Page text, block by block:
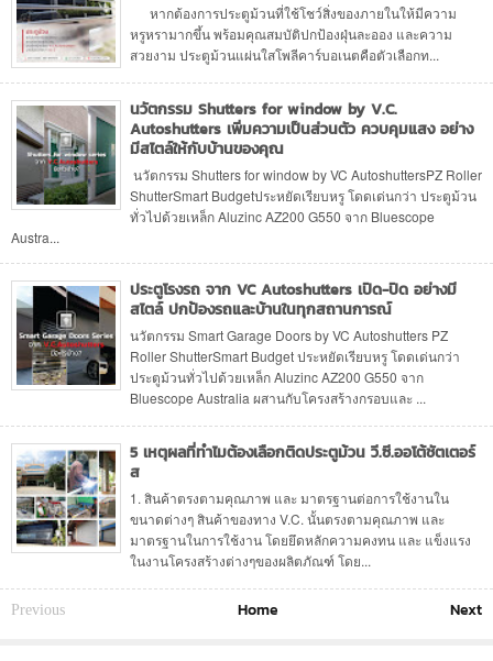
หากต้องการประตูม้วนที่ใช้โชว์สิ่งของภายในให้มีความ
หรูหรามากขึ้น พร้อมคุณสมบัติปกป้องฝุ่นละออง และความ
สวยงาม ประตูม้วนแผ่นใสโพลีคาร์บอเนตคือตัวเลือกท...
นวัตกรรม Shutters for window by V.C.
Autoshutters เพิ่มความเป็นส่วนตัว ควบคุมแสง อย่าง
มีสไตล์ให้กับบ้านของคุณ
นวัตกรรม Shutters for window by VC AutoshuttersPZ Roller
ShutterSmart Budgetประหยัดเรียบหรู โดดเด่นกว่า ประตูม้วน
ทั่วไปด้วยเหล็ก Aluzinc AZ200 G550 จาก Bluescope
Austra...
ประตูโรงรถ จาก VC Autoshutters เปิด-ปิด อย่างมี
สไตล์ ปกป้องรถและบ้านในทุกสถานการณ์
นวัตกรรม Smart Garage Doors by VC Autoshutters PZ
Roller ShutterSmart Budget ประหยัดเรียบหรู โดดเด่นกว่า
ประตูม้วนทั่วไปด้วยเหล็ก Aluzinc AZ200 G550 จาก
Bluescope Australia ผสานกับโครงสร้างกรอบและ ...
5 เหตุผลที่ทำไมต้องเลือกติดประตูม้วน วี.ซี.ออโต้ชัตเตอร์
ส
1. สินค้าตรงตามคุณภาพ และ มาตรฐานต่อการใช้งานใน
ขนาดต่างๆ สินค้าของทาง V.C. นั้นตรงตามคุณภาพ และ
มาตรฐานในการใช้งาน โดยยึดหลักความคงทน และ แข็งแรง
ในงานโครงสร้างต่างๆของผลิตภัณฑ์ โดย...
Previous Next
Home